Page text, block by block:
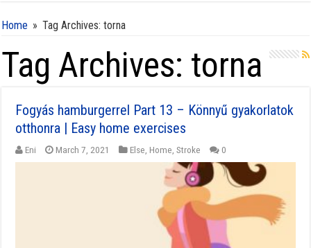
Home » Tag Archives: torna
Tag Archives: torna
Fogyás hamburgerrel Part 13 – Könnyű gyakorlatok
otthonra | Easy home exercises
Eni March 7, 2021 Else Home ,Stroke 0